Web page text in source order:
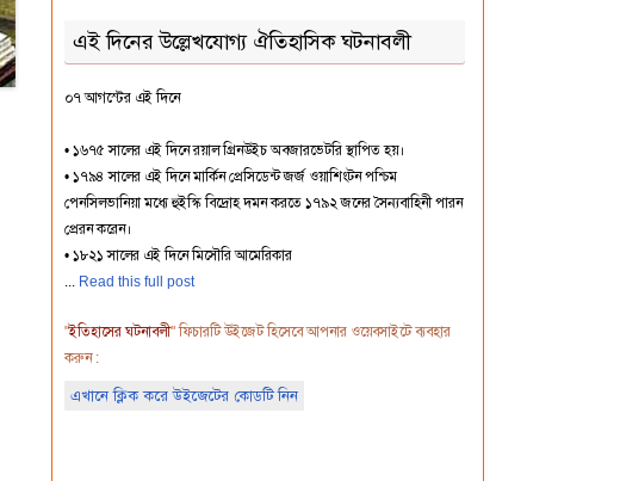
এই দিনের উল্লেখযোগ্য ঐতিহাসিক ঘটনাবলী
০৭ আগস্টের এই দিনে
• ১৬৭৫ সালের এই দিনে রয়াল গ্রিনউইচ অবজারভেটরি স্থাপিত হয়।
• ১৭৯৪ সালের এই দিনে মার্কিন প্রেসিডেন্ট জর্জ ওয়াশিংটন পশ্চিম
পেনসিলভানিয়া মধ্যে হুইস্কি বিদ্রোহ দমন করতে ১৭৯২ জনের সৈন্যবাহিনী পারন
প্রেরন করেন।
• ১৮২১ সালের এই দিনে মিসৌরি আমেরিকার
Read this full post
"ইতিহাসের ঘটনাবলী" ফিচারটি উইজেট হিসেবে আপনার ওয়েবসাইটে ব্যবহার
করুন :
এখানে ক্লিক করে উইজেটের কোডটি নিন